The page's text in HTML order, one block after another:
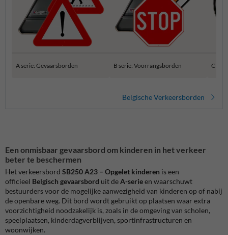
A serie: Gevaarsborden B serie: Voorrangsborden C
Belgische Verkeersborden
Een onmisbaar gevaarsbord om kinderen in het verkeer
beter te beschermen
Het verkeersbord SB250 A23 – Opgelet kinderen is een
officieel Belgisch gevaarsbord uit deA-serieen waarschuwt
bestuurders voor de mogelijke aanwezigheid van kinderen op of nabij
de openbare weg. Dit bord wordt gebruikt op plaatsen waar extra
voorzichtigheid noodzakelijk is, zoals in de omgeving van scholen,
speelplaatsen, kinderdagverblijven, sportinfrastructuren en
woonwijken.